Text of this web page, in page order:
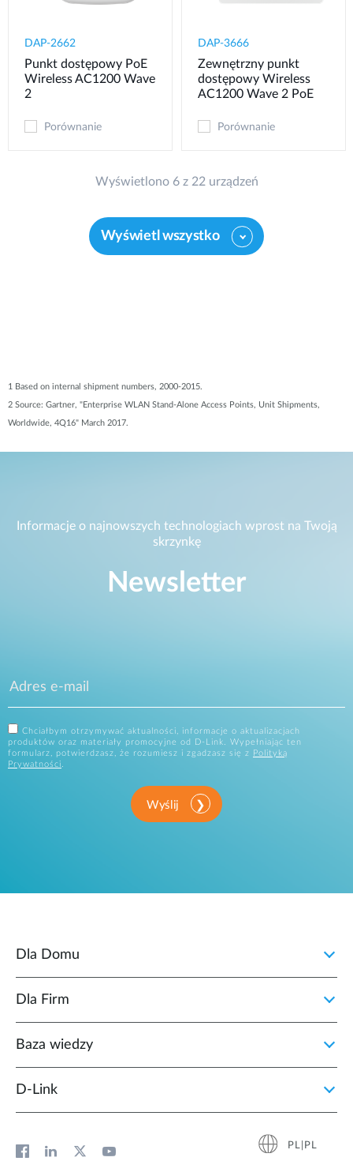
DAP-2662
Punkt dostępowy PoE
Wireless AC1200 Wave
2
Porównanie
DAP-3666
Zewnętrzny punkt
dostępowy Wireless
AC1200 Wave 2 PoE
Porównanie
Wyświetlono 6 z 22 urządzeń
Wyświetl wszystko
1 Based on internal shipment numbers, 2000-2015.
2 Source: Gartner, "Enterprise WLAN Stand-Alone Access Points, Unit Shipments,
Worldwide, 4Q16" March 2017.
Informacje o najnowszych technologiach wprost na Twoją
skrzynkę
Newsletter
Chciałbym otrzymywać aktualności, informacje o aktualizacjach
produktów oraz materiały promocyjne od D-Link. Wypełniając ten
formularz, potwierdzasz, że rozumiesz i zgadzasz się z
Polityką
Prywatności
Wyślij
Dla Domu
Dla Firm
Baza wiedzy
D‑Link
PL|PL